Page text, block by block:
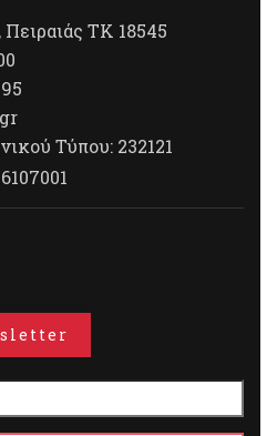
ΤΚ 18545
Τύπου: 232121